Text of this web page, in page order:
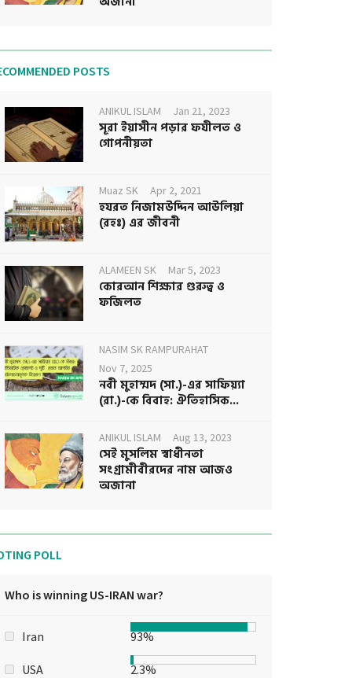
POSTS
ANIKUL ISLAM Jan 21, 2023
সূরা ইয়াসীন পড়ার ফযীলত ও
গোপনীয়তা
Muaz SK Apr 2, 2021
হযরত নিজামউদ্দিন আউলিয়া
(রহঃ) এর জীবনী
ALAMEEN SK Mar 5, 2023
কোরআন শিক্ষার গুরুত্ব ও
ফজিলত
NASIM SK RAMPURAHAT
Nov 7, 2025
নবী মুহাম্মদ (সা.)-এর সাফিয়্যা
(রা.)-কে বিবাহ: ঐতিহাসিক...
ANIKUL ISLAM Aug 13, 2023
সেই মুসলিম স্বাধীনতা
সংগ্রামীবীরদের নাম আজও
অজানা
POLL
Who is winning US-IRAN war?
Iran 93%
USA 2.3%